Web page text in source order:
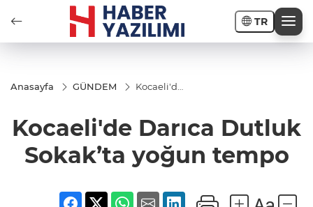
TR
Anasayfa GÜNDEM
Kocaeli'de
Sokak’ta
yoğun
Kocaeli'de Darıca Dutluk
Sokak’ta yoğun tempo